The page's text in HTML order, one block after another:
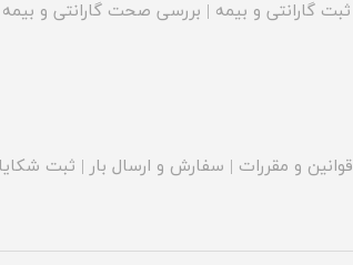
ثبت گارانتی و بیمه | بررسی صحت گارانتی و بیمه
قوانین و مقررات | سفارش و ارسال بار | ثبت